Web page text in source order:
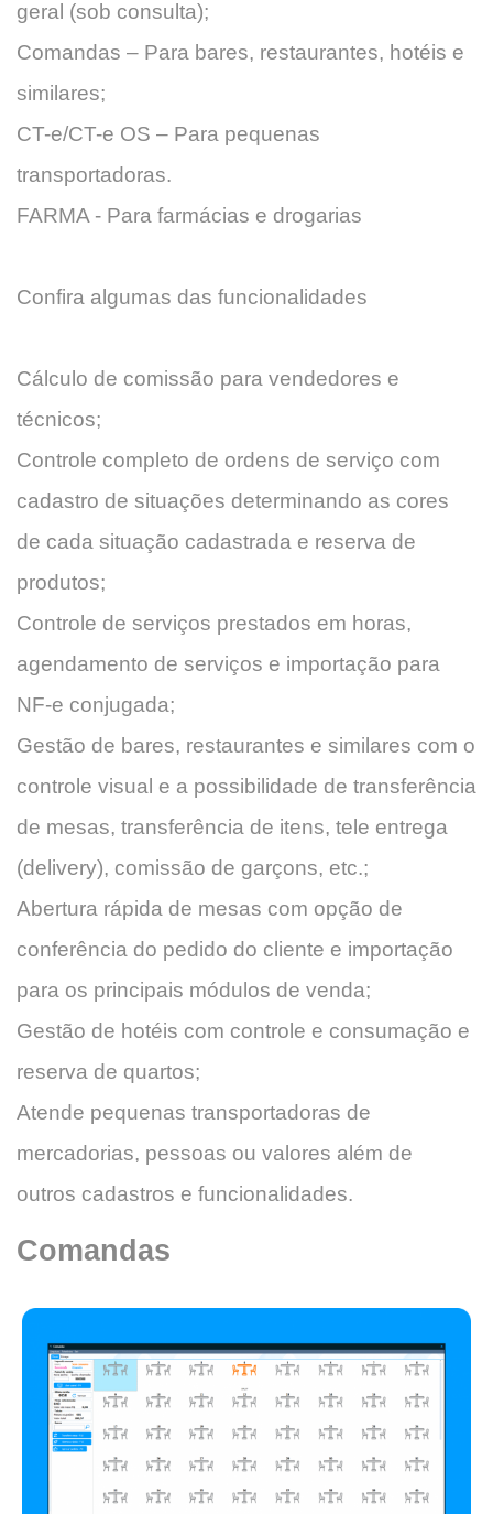
geral (sob consulta);
Comandas – Para bares, restaurantes, hotéis e
similares;
CT-e/CT-e OS – Para pequenas
transportadoras.
FARMA - Para farmácias e drogarias
Confira algumas das funcionalidades
Cálculo de comissão para vendedores e
técnicos;
Controle completo de ordens de serviço com
cadastro de situações determinando as cores
de cada situação cadastrada e reserva de
produtos;
Controle de serviços prestados em horas,
agendamento de serviços e importação para
NF-e conjugada;
Gestão de bares, restaurantes e similares com o
controle visual e a possibilidade de transferência
de mesas, transferência de itens, tele entrega
(delivery), comissão de garçons, etc.;
Abertura rápida de mesas com opção de
conferência do pedido do cliente e importação
para os principais módulos de venda;
Gestão de hotéis com controle e consumação e
reserva de quartos;
Atende pequenas transportadoras de
mercadorias, pessoas ou valores além de
outros cadastros e funcionalidades.
Comandas